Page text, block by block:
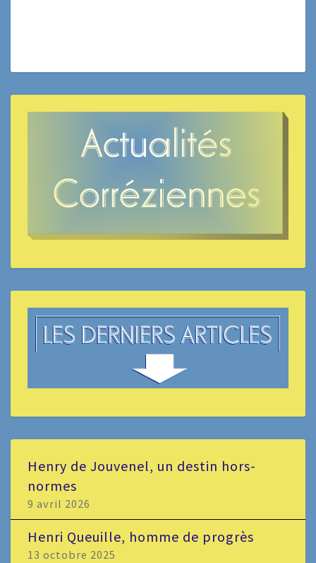
Henry de Jouvenel, un destin hors-
normes
9 avril 2026
Henri Queuille, homme de progrès
13 octobre 2025